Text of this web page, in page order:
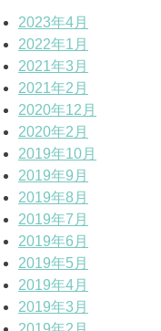
2023年4月
2022年1月
2021年3月
2021年2月
2020年12月
2020年2月
2019年10月
2019年9月
2019年8月
2019年7月
2019年6月
2019年5月
2019年4月
2019年3月